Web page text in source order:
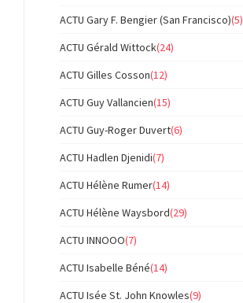
ACTU Gary F. Bengier (San Francisco)(5)
ACTU Gérald Wittock(24)
ACTU Gilles Cosson(12)
ACTU Guy Vallancien(15)
ACTU Guy-Roger Duvert(6)
ACTU Hadlen Djenidi(7)
ACTU Hélène Rumer(14)
ACTU Hélène Waysbord(29)
ACTU INNOOO(7)
ACTU Isabelle Béné(14)
ACTU Isée St. John Knowles(9)